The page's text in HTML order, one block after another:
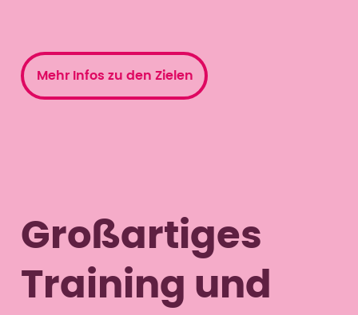
Mehr Infos zu den Zielen
Großartiges
Training und